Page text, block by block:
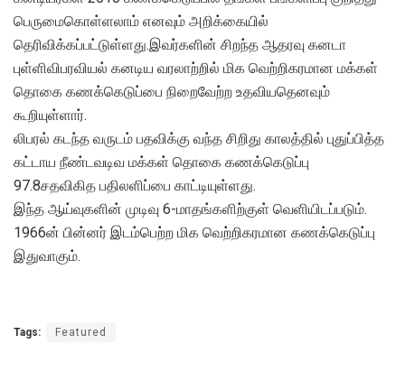
பெருமைகொள்ளலாம் எனவும் அறிக்கையில்
தெரிவிக்கப்பட்டுள்ளது.இவர்களின் சிறந்த ஆதரவு கனடா
புள்ளிவிபரவியல் கனடிய வரலாற்றில் மிக வெற்றிகரமான மக்கள்
தொகை கணக்கெடுப்பை நிறைவேற்ற உதவியதெனவும்
கூறியுள்ளார்.
லிபரல் கடந்த வருடம் பதவிக்கு வந்த சிறிது காலத்தில் புதுப்பித்த
கட்டாய நீண்டவடிவ மக்கள் தொகை கணக்கெடுப்பு
97.8சதவிகித பதிலளிப்பை காட்டியுள்ளது.
இந்த ஆய்வுகளின் முடிவு 6-மாதங்களிற்குள் வெளியிடப்படும்.
1966ன் பின்னர் இடம்பெற்ற மிக வெற்றிகரமான கணக்கெடுப்பு
இதுவாகும்.
Tags: Featured